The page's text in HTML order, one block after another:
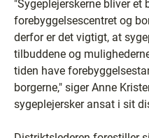
"Sygeplejerskerne bliver et
forebyggelsescentret og
derfor er det vigtigt, at
tilbuddene og
tiden have
borgerne," siger Anne
sygeplejersker ansat i sit